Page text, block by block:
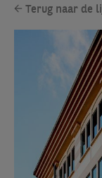
Terug naar de